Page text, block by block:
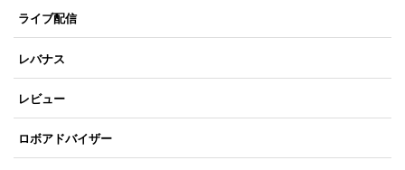
ライブ配信
レバナス
レビュー
ロボアドバイザー